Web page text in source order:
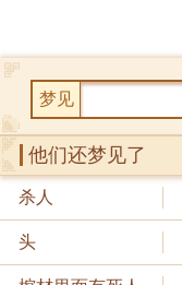
梦见
他们还梦见了
杀人
头